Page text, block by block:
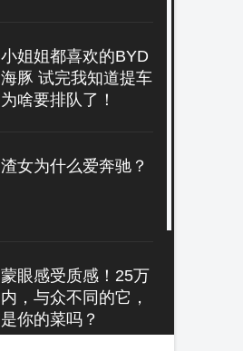
小姐姐都喜欢的BYD
海豚 试完我知道提车
为啥要排队了！
渣女为什么爱奔驰？
蒙眼感受质感！25万
内，与众不同的它，
是你的菜吗？